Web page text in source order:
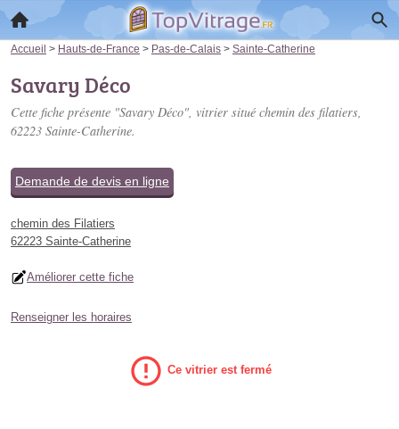
Accueil > Hauts-de-France > Pas-de-Calais > Sainte-Catherine
Savary Déco
Cette fiche présente "Savary Déco", vitrier situé chemin des filatiers,
62223 Sainte-Catherine.
Demande de devis en ligne
chemin des Filatiers
62223 Sainte-Catherine
Améliorer cette fiche
Renseigner les horaires
Ce vitrier est fermé